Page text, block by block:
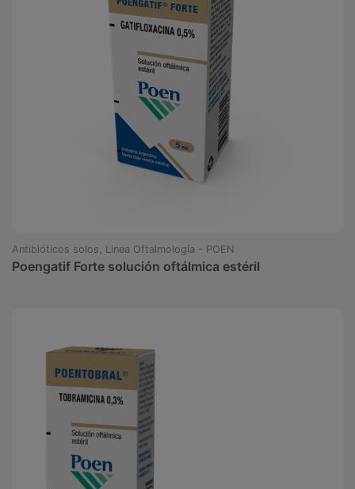
Antibióticos solos, Linea Oftalmología - POEN
Poengatif Forte solución oftálmica estéril